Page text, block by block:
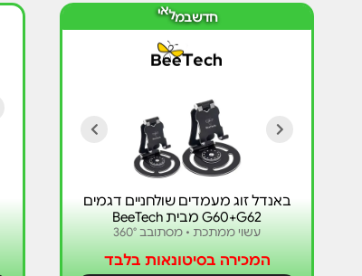
חדשבמלאי
באנדל זוג מעמדים שולחניים דגמים
G60+G62 מבית BeeTech
עשוי ממתכת • מסתובב 360°
המכירה בסיטונאות בלבד